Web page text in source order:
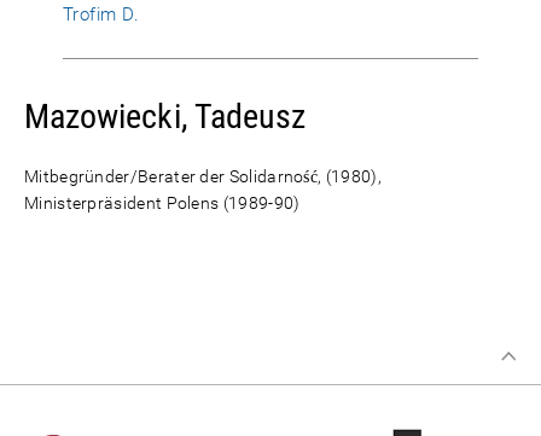
Trofim D.
Mazowiecki, Tadeusz
Mitbegründer/Berater der Solidarność, (1980),
Ministerpräsident Polens (1989-90)